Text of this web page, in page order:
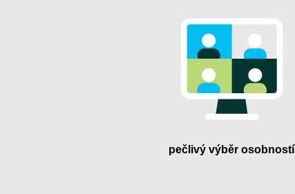
pečlivý výběr osobností